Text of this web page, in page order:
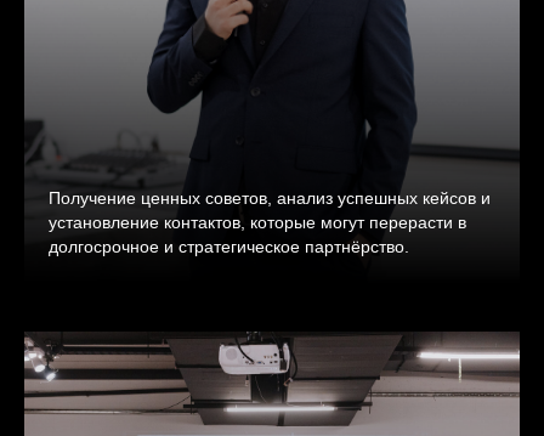
Получение ценных советов, анализ успешных кейсов и
установление контактов, которые могут перерасти в
долгосрочное и стратегическое партнёрство.